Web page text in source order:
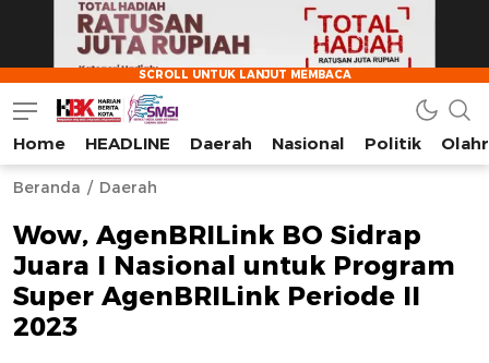
HarianBeritaKota
Mengabarkan Setiap Detil, Sudut, dan Cerita Kota
Home HEADLINE Daerah Nasional Politik
Beranda Daerah
Wow, AgenBRILink BO Sidrap
Juara I Nasional untuk Program
Super AgenBRILink Periode II
2023